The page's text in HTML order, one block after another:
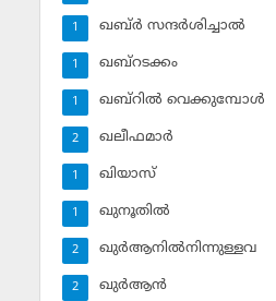
ഖബ്ര്‍ സന്ദര്‍ശിച്ചാല്‍
1
ഖബ്‌റടക്കം
1
ഖബ്‌റില്‍ വെക്കുമ്പോള്‍
1
ഖലീഫമാര്‍
2
ഖിയാസ്
1
ഖുനൂതില്‍
1
ഖുര്‍ആനില്‍നിന്നുള്ളവ
2
ഖുര്‍ആന്‍
2